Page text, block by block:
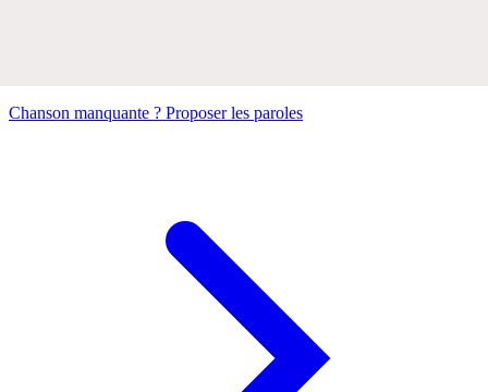
Chanson manquante ? Proposer les paroles